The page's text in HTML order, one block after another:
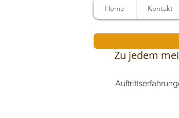
Home Kontakt
Zu jedem